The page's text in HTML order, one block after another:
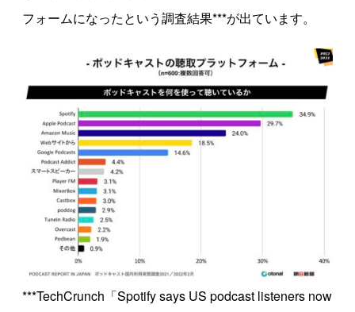
フォームになったという調査結果***が出ています。
***TechCrunch「Spotify says US podcast listeners now